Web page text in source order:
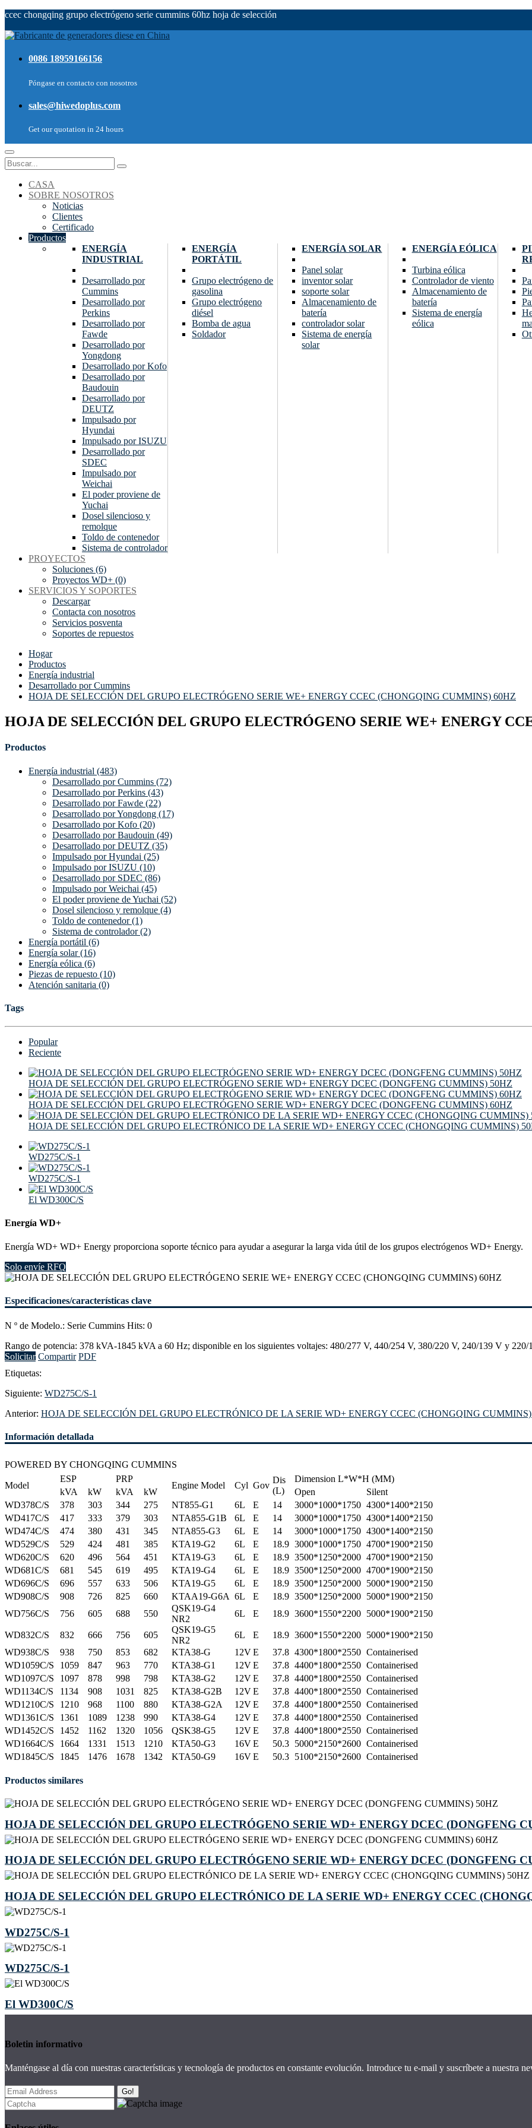
ccec chongqing grupo electrógeno serie cummins 60hz hoja de selección
0086 18959166156
Póngase en contacto con nosotros
sales@hiwedoplus.com
Get our quotation in 24 hours
CASA
SOBRE NOSOTROS
Noticias
Clientes
Certificado
Productos
ENERGÍA
INDUSTRIAL
Desarrollado por
Cummins
Desarrollado por
Perkins
Desarrollado por
Fawde
Desarrollado por
Yongdong
Desarrollado por Kofo
Desarrollado por
Baudouin
Desarrollado por
DEUTZ
Impulsado por
Hyundai
Impulsado por ISUZU
Desarrollado por
SDEC
Impulsado por
Weichai
El poder proviene de
Yuchai
Dosel silencioso y
remolque
Toldo de contenedor
Sistema de controlador
ENERGÍA
PORTÁTIL
Grupo electrógeno de
gasolina
Grupo electrógeno
diésel
Bomba de agua
Soldador
ENERGÍA SOLAR
Panel solar
inventor solar
soporte solar
Almacenamiento de
batería
controlador solar
Sistema de energía
solar
ENERGÍA EÓLICA
Turbina eólica
Controlador de viento
Almacenamiento de
batería
Sistema de energía
eólica
PROYECTOS
Soluciones (6)
Proyectos WD+ (0)
SERVICIOS Y SOPORTES
Descargar
Contacta con nosotros
Servicios posventa
Soportes de repuestos
Hogar
Productos
Energía industrial
Desarrollado por Cummins
HOJA DE SELECCIÓN DEL GRUPO ELECTRÓGENO SERIE WE+ ENERGY CCEC (CHONGQING CUMMINS) 60HZ
HOJA DE SELECCIÓN DEL GRUPO ELECTRÓGENO SERIE WE+ ENERGY
Productos
Energía industrial (483)
Desarrollado por Cummins (72)
Desarrollado por Perkins (43)
Desarrollado por Fawde (22)
Desarrollado por Yongdong (17)
Desarrollado por Kofo (20)
Desarrollado por Baudouin (49)
Desarrollado por DEUTZ (35)
Impulsado por Hyundai (25)
Impulsado por ISUZU (10)
Desarrollado por SDEC (86)
Impulsado por Weichai (45)
El poder proviene de Yuchai (52)
Dosel silencioso y remolque (4)
Toldo de contenedor (1)
Sistema de controlador (2)
Energía portátil (6)
Energía solar (16)
Energía eólica (6)
Piezas de repuesto (10)
Atención sanitaria (0)
Tags
Popular
Reciente
HOJA DE SELECCIÓN DEL GRUPO ELECTRÓGENO SERIE WD+ ENERGY DCEC (DONGFENG CUMMINS) 50HZ
HOJA DE SELECCIÓN DEL GRUPO ELECTRÓGENO SERIE WD+ ENERGY DCEC (DONGFENG CUMMINS) 60HZ
HOJA DE SELECCIÓN DEL GRUPO ELECTRÓNICO DE LA SERIE WD+ ENERGY CCEC (CHONGQING CUMMINS)
WD275C/S-1
WD275C/S-1
El WD300C/S
Energía WD+
Energía WD+ WD+ Energy proporciona soporte técnico para ayudar a asegurar la larga vida útil de los grupos electrógenos WD+ Energy.
Solo envíe RFQ
Especificaciones/características clave
N º de Modelo.: Serie Cummins Hits: 0
Rango de potencia: 378 kVA-1845 kVA a 60 Hz; disponible en los siguientes voltajes: 480/277 V, 440/254 V, 380/220 V, 240/139 V y 220/
Solicitar Compartir PDF
Etiquetas:
Siguiente: WD275C/S-1
Anterior: HOJA DE SELECCIÓN DEL GRUPO ELECTRÓNICO DE LA SERIE WD+ ENERGY CCEC (CHONGQING
Información detallada
POWERED BY CHONGQING CUMMINS
Model
ESP PRP
Engine Model Cyl Gov
Dis
(L)
Dimension L*W*H (MM)
kVA
kW kVA kW Open
Silent
WD378C/S
378 303 344 275 NT855-G1 6L E 14 3000*1000*1750 4300*1400*2150
WD417C/S
417 333 379 303 NTA855-G1B 6L E 14 3000*1000*1750 4300*1400*2150
WD474C/S
474 380 431 345 NTA855-G3 6L E 14 3000*1000*1750 4300*1400*2150
WD529C/S
529 424 481 385 KTA19-G2 6L E 18.9 3000*1000*1750 4700*1900*2150
WD620C/S
620 496 564 451 KTA19-G3 6L E 18.9 3500*1250*2000 4700*1900*2150
WD681C/S
681 545 619 495 KTA19-G4 6L E 18.9 3500*1250*2000 4700*1900*2150
WD696C/S
696 557 633 506 KTA19-G5 6L E 18.9 3500*1250*2000 5000*1900*2150
WD908C/S
908 726 825 660 KTAA19-G6A 6L E 18.9 3500*1250*2000 5000*1900*2150
WD756C/S
756 605 688 550
QSK19-G4
NR2
6L E 18.9 3600*1550*2200 5000*1900*2150
WD832C/S 832 666 756 605
QSK19-G5
NR2
6L E 18.9 3600*1550*2200 5000*1900*2150
WD938C/S
938 750 853 682 KTA38-G 12VE 37.8 4300*1800*2550 Containerised
WD1059C/S
1059 847 963 770 KTA38-G1 12VE 37.8 4400*1800*2550 Containerised
WD1097C/S
1097 878 998 798 KTA38-G2 12VE 37.8 4400*1800*2550 Containerised
WD1134C/S
1134 908 1031 825 KTA38-G2B 12VE 37.8 4400*1800*2550 Containerised
WD1210C/S
1210 968 1100 880 KTA38-G2A 12VE 37.8 4400*1800*2550 Containerised
WD1361C/S
1361 1089 1238 990 KTA38-G4 12VE 37.8 4400*1800*2550 Containerised
WD1452C/S
1452 1162 1320 1056 QSK38-G5 12VE 37.8 4400*1800*2550 Containerised
WD1664C/S
1664 1331 1513 1210 KTA50-G3 16VE 50.3 5000*2150*2600 Containerised
WD1845C/S
1845 1476 1678 1342 KTA50-G9 16VE 50.3 5100*2150*2600 Containerised
Productos similares
HOJA DE SELECCIÓN DEL GRUPO ELECTRÓGENO SERIE WD+ ENERGY DCEC (DONGFENG
HOJA DE SELECCIÓN DEL GRUPO ELECTRÓGENO SERIE WD+ ENERGY DCEC (DONGFENG
HOJA DE SELECCIÓN DEL GRUPO ELECTRÓNICO DE LA SERIE WD+ ENERGY CCEC
WD275C/S-1
WD275C/S-1
El WD300C/S
Boletin informativo
Manténgase al día con nuestras características y tecnología de productos en constante evolución. Introduce tu e-mail y suscríbete a nuestra
Go!